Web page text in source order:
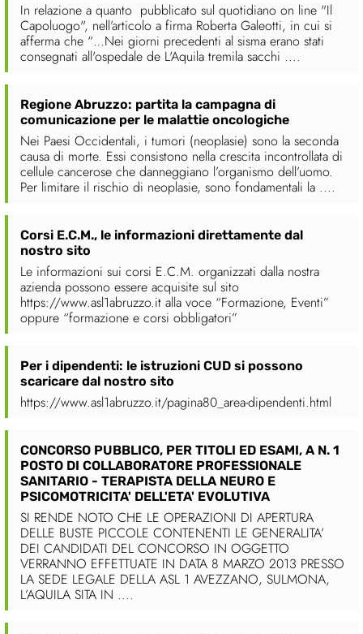
In relazione a quanto pubblicato sul quotidiano on line "Il
Capoluogo", nell’articolo a firma Roberta Galeotti, in cui si
afferma che “…Nei giorni precedenti al sisma erano stati
consegnati all'ospedale de L'Aquila tremila sacchi ....
Regione Abruzzo: partita la campagna di
comunicazione per le malattie oncologiche
Nei Paesi Occidentali, i tumori (neoplasie) sono la seconda
causa di morte. Essi consistono nella crescita incontrollata di
cellule cancerose che danneggiano l’organismo dell’uomo.
Per limitare il rischio di neoplasie, sono fondamentali la ....
Corsi E.C.M., le informazioni direttamente dal
nostro sito
Le informazioni sui corsi E.C.M. organizzati dalla nostra
azienda possono essere acquisite sul sito
https://www.asl1abruzzo.it alla voce “Formazione, Eventi”
oppure “formazione e corsi obbligatori”
Per i dipendenti: le istruzioni CUD si possono
scaricare dal nostro sito
https://www.asl1abruzzo.it/pagina80_area-dipendenti.html
CONCORSO PUBBLICO, PER TITOLI ED ESAMI, A N. 1
POSTO DI COLLABORATORE PROFESSIONALE
SANITARIO - TERAPISTA DELLA NEURO E
PSICOMOTRICITA' DELL'ETA' EVOLUTIVA
SI RENDE NOTO CHE LE OPERAZIONI DI APERTURA
DELLE BUSTE PICCOLE CONTENENTI LE GENERALITA’
DEI CANDIDATI DEL CONCORSO IN OGGETTO
VERRANNO EFFETTUATE IN DATA 8 MARZO 2013 PRESSO
LA SEDE LEGALE DELLA ASL 1 AVEZZANO, SULMONA,
L’AQUILA SITA IN ....